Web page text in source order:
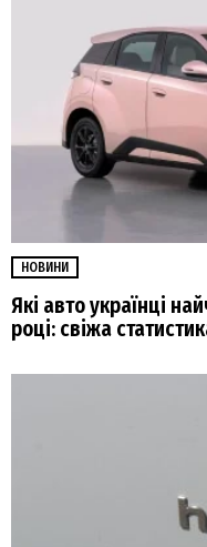
НОВИНИ
Які авто українці
році: свіжа